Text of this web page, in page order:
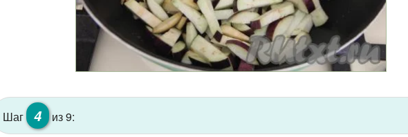
Шаг 4 из 9: